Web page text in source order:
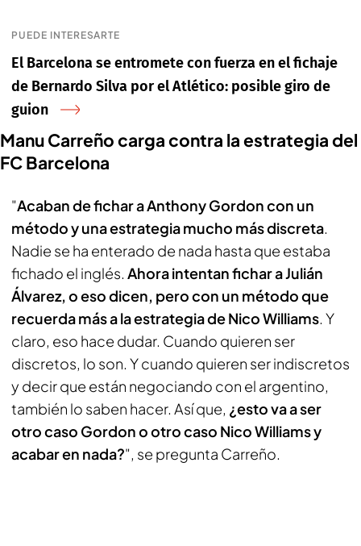
PUEDE INTERESARTE
El Barcelona se entromete con fuerza en el fichaje
de Bernardo Silva por el Atlético: posible giro de
guion
Manu Carreño carga contra la estrategia del
FC Barcelona
"Acaban de fichar a Anthony Gordon con un
método y una estrategia mucho más discreta.
Nadie se ha enterado de nada hasta que estaba
fichado el inglés. Ahora intentan fichar a Julián
Álvarez, o eso dicen, pero con un método que
recuerda más a la estrategia de Nico Williams. Y
claro, eso hace dudar. Cuando quieren ser
discretos, lo son. Y cuando quieren ser indiscretos
y decir que están negociando con el argentino,
también lo saben hacer. Así que, ¿esto va a ser
otro caso Gordon o otro caso Nico Williams y
acabar en nada?", se pregunta Carreño.